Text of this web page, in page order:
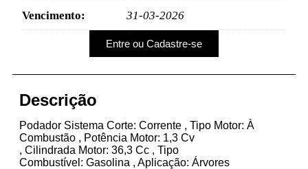
Vencimento: 31-03-2026
Entre ou Cadastre-se
Descrição
Podador Sistema Corte: Corrente , Tipo Motor: À
Combustão , Potência Motor: 1,3 Cv
, Cilindrada Motor: 36,3 Cc , Tipo
Combustível: Gasolina , Aplicação: Árvores